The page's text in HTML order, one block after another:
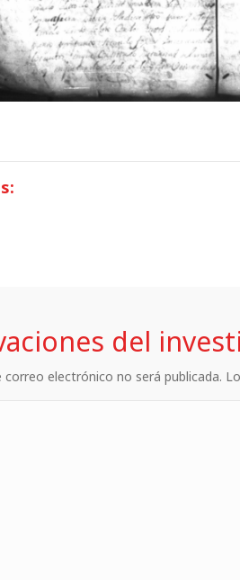
del
correo electrónico no será publicada.